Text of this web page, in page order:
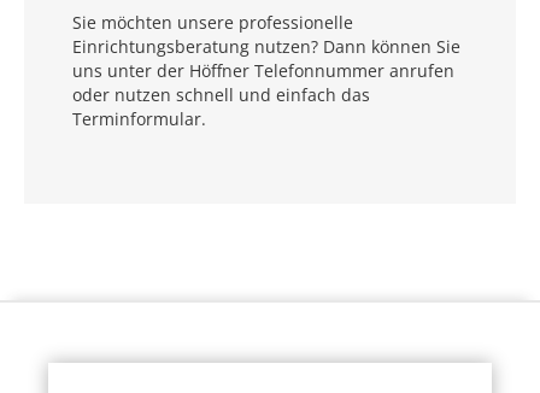
Sie möchten unsere professionelle
Einrichtungsberatung nutzen? Dann können Sie
uns unter der Höffner Telefonnummer anrufen
oder nutzen schnell und einfach das
Terminformular.